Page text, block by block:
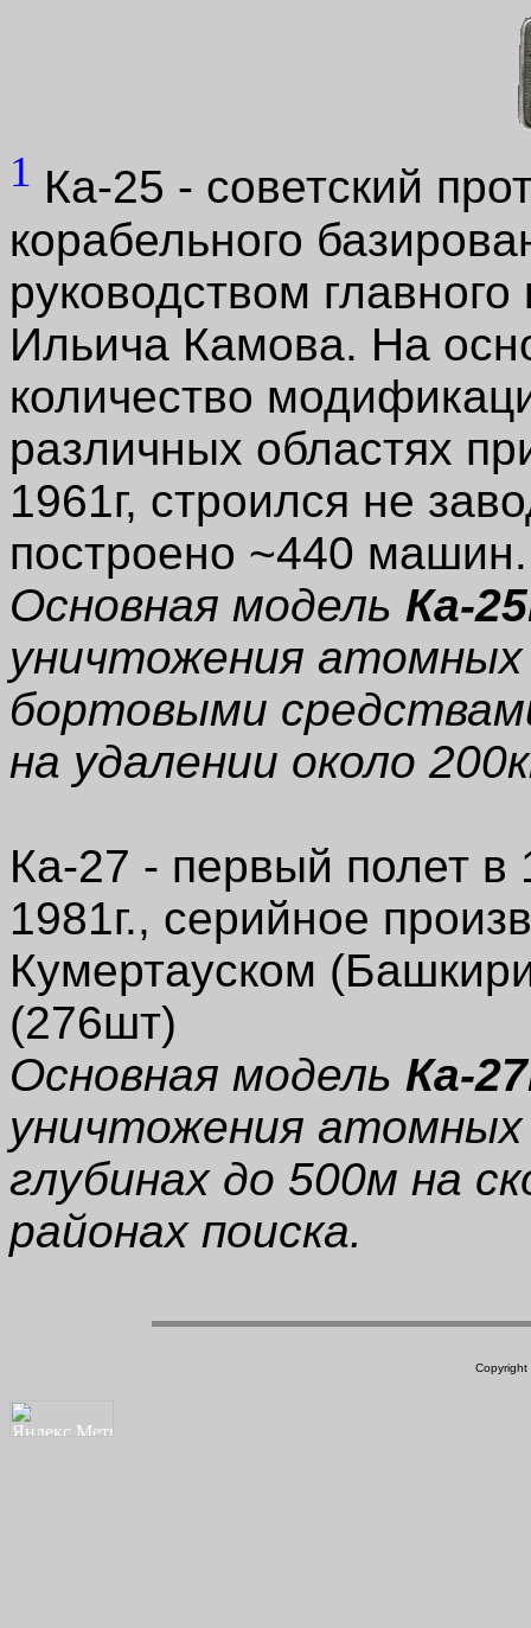
1 Ка-25 - советский
корабельного
руководством
Ильича Камова. На
количество
различных областях
1961г, строился не
построено ~440 машин.
Основная модель Ка-
уничтожения атомных
бортовыми
на удалении около
Ка-27 - первый полет в
1981г., серийное
Кумертауском
(276шт)
Основная модель Ка-
уничтожения атомных
глубинах до 500м на
районах поиска.